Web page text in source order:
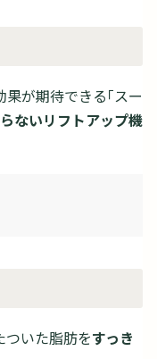
が期待できる「スー
ないリフトアップ機
ついた脂肪をすっき